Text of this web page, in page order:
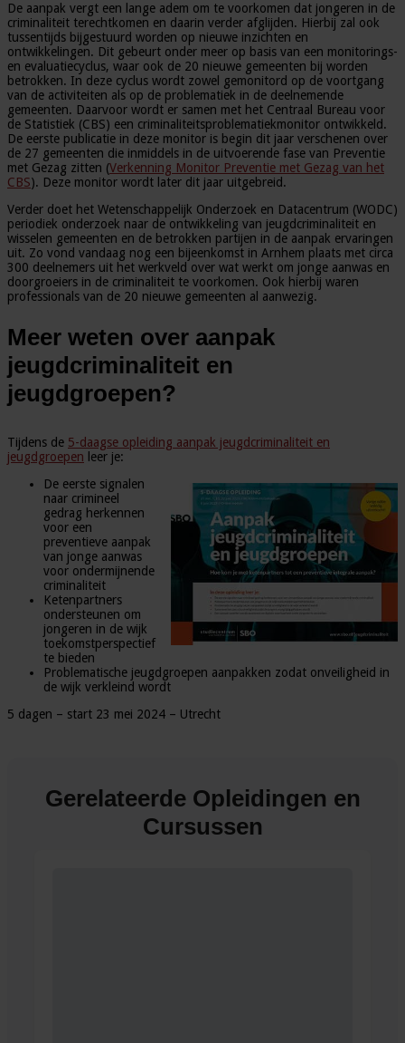
De aanpak vergt een lange adem om te voorkomen dat jongeren in de
criminaliteit terechtkomen en daarin verder afglijden. Hierbij zal ook
tussentijds bijgestuurd worden op nieuwe inzichten en
ontwikkelingen. Dit gebeurt onder meer op basis van een monitorings-
en evaluatiecyclus, waar ook de 20 nieuwe gemeenten bij worden
betrokken. In deze cyclus wordt zowel gemonitord op de voortgang
van de activiteiten als op de problematiek in de deelnemende
gemeenten. Daarvoor wordt er samen met het Centraal Bureau voor
de Statistiek (CBS) een criminaliteitsproblematiekmonitor ontwikkeld.
De eerste publicatie in deze monitor is begin dit jaar verschenen over
de 27 gemeenten die inmiddels in de uitvoerende fase van Preventie
met Gezag zitten (Verkenning Monitor Preventie met Gezag van het
CBS). Deze monitor wordt later dit jaar uitgebreid.
Verder doet het Wetenschappelijk Onderzoek en Datacentrum (WODC)
periodiek onderzoek naar de ontwikkeling van jeugdcriminaliteit en
wisselen gemeenten en de betrokken partijen in de aanpak ervaringen
uit. Zo vond vandaag nog een bijeenkomst in Arnhem plaats met circa
300 deelnemers uit het werkveld over wat werkt om jonge aanwas en
doorgroeiers in de criminaliteit te voorkomen. Ook hierbij waren
professionals van de 20 nieuwe gemeenten al aanwezig.
Meer weten over aanpak
jeugdcriminaliteit en
jeugdgroepen?
Tijdens de 5-daagse opleiding aanpak jeugdcriminaliteit en
jeugdgroepen leer je:
De eerste signalen
naar crimineel
gedrag herkennen
voor een
preventieve aanpak
van jonge aanwas
voor ondermijnende
criminaliteit
Ketenpartners
ondersteunen om
jongeren in de wijk
toekomstperspectief
te bieden
Problematische jeugdgroepen aanpakken zodat onveiligheid in
de wijk verkleind wordt
5 dagen – start 23 mei 2024 – Utrecht
Gerelateerde Opleidingen en
Cursussen